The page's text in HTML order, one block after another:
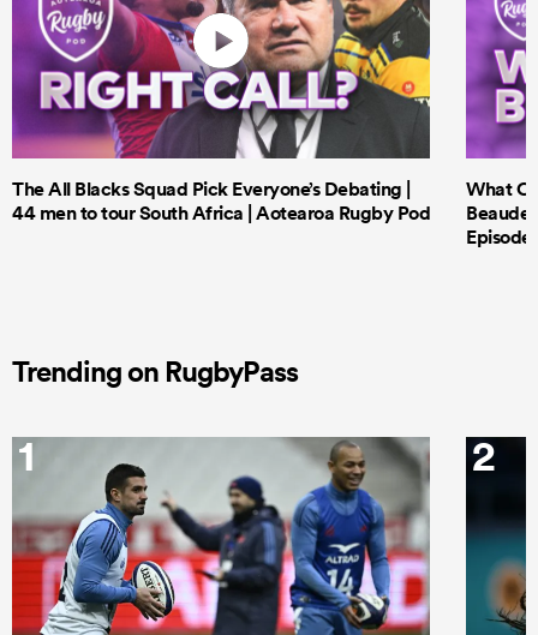
The All Blacks Squad Pick Everyone’s Debating |
44 men to tour South Africa | Aotearoa Rugby Pod
What
Episode
Trending on RugbyPass
1 2